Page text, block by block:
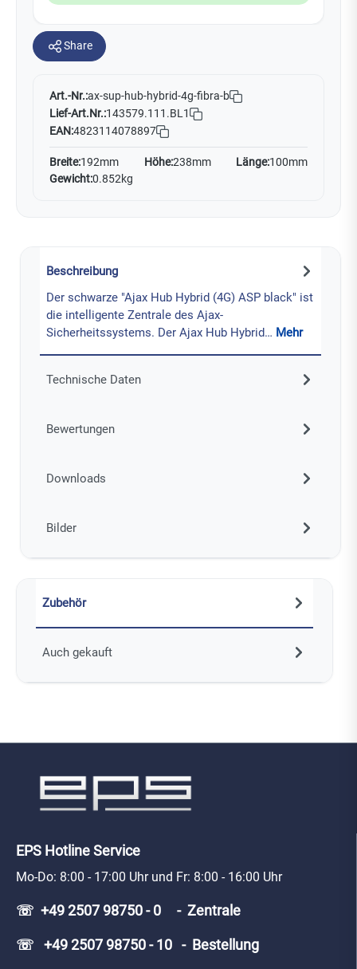
Share
Art.-Nr.:ax-sup-hub-hybrid-4g-fibra-b
Lief-Art.Nr.:143579.111.BL1
EAN:4823114078897
Breite:192mm Höhe:238mm Länge:100mm
Gewicht:0.852kg
Beschreibung
Der schwarze "Ajax Hub Hybrid (4G) ASP black" ist
die intelligente Zentrale des Ajax-
Sicherheitssystems. Der Ajax Hub Hybrid… Mehr
Technische Daten
Bewertungen
Downloads
Bilder
Zubehör
Auch gekauft
EPS Hotline Service
Mo-Do: 8:00 - 17:00 Uhr und Fr: 8:00 - 16:00 Uhr
☏ +49 2507 98750 - 0 - Zentrale
☏ +49 2507 98750 - 10 - Bestellung